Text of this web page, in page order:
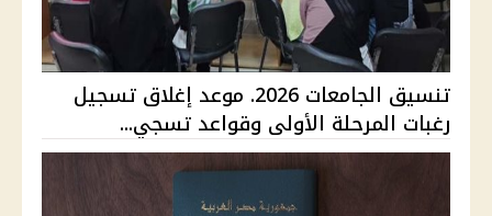
تنسيق الجامعات 2026. موعد إغلاق تسجيل
رغبات المرحلة الأولى وقواعد تسجي...